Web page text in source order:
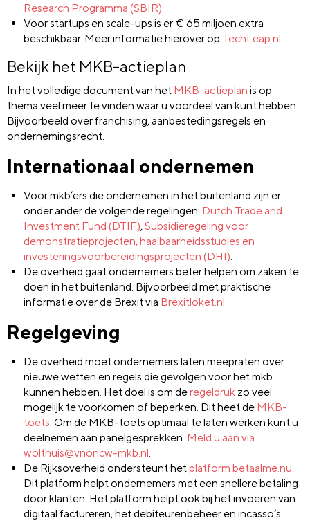
Research Programma (SBIR).
Voor startups en scale-ups is er € 65 miljoen extra
beschikbaar. Meer informatie hierover op TechLeap.nl.
Bekijk het MKB-actieplan
In het volledige document van het MKB-actieplan is op
thema veel meer te vinden waar u voordeel van kunt hebben.
Bijvoorbeeld over franchising, aanbestedingsregels en
ondernemingsrecht.
Internationaal ondernemen
Voor mkb’ers die ondernemen in het buitenland zijn er
onder ander de volgende regelingen: Dutch Trade and
Investment Fund (DTIF),Subsidieregeling voor
demonstratieprojecten, haalbaarheidsstudies en
investeringsvoorbereidingsprojecten (DHI).
De overheid gaat ondernemers beter helpen om zaken te
doen in het buitenland. Bijvoorbeeld met praktische
informatie over de Brexit via Brexitloket.nl.
Regelgeving
De overheid moet ondernemers laten meepraten over
nieuwe wetten en regels die gevolgen voor het mkb
kunnen hebben. Het doel is om deregeldruk zo veel
mogelijk te voorkomen of beperken. Dit heet de MKB-
toets. Om de MKB-toets optimaal te laten werken kunt u
deelnemen aan panelgesprekken. Meld u aan via
wolthuis@vnoncw-mkb.nl.
De Rijksoverheid ondersteunt hetplatform betaalme.nu.
Dit platform helpt ondernemers met een snellere betaling
door klanten. Het platform helpt ook bij het invoeren van
digitaal factureren, het debiteurenbeheer en incasso’s.